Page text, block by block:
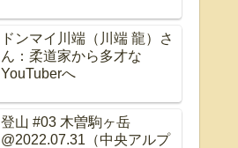
ドンマイ川端（川端 龍）さ
ん：柔道家から多才な
YouTuberへ
登山 #03 木曽駒ヶ岳
@2022.07.31（中央アルプ